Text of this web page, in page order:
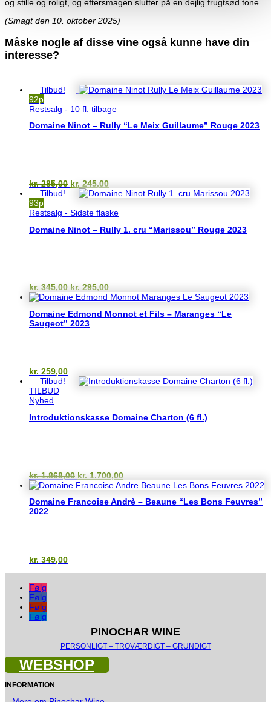
og stille og roligt, og eftersmagen slutter på en dejlig frugtsød tone.
(Smagt den 10. oktober 2025)
Måske nogle af disse vine også kunne have din
interesse?
Tilbud!
92p
Restsalg - 10 fl. tilbage
Domaine Ninot – Rully “Le Meix Guillaume” Rouge 2023
kr.285,00 Den
oprindelige
var:
kr. 245,00Den
aktuelle
er:
Tilbud!
93p
Restsalg - Sidste flaske
Domaine Ninot – Rully 1. cru “Marissou” Rouge 2023
kr.345,00 Den
oprindelige
var:
kr. 345,00.
kr. 295,00Den
aktuelle
er:
Domaine Edmond Monnot et Fils – Maranges “Le
Saugeot” 2023
kr. 259,00
Tilbud!
TILBUD
Nyhed
Introduktionskasse Domaine Charton (6 fl.)
kr.1.868,00 Den
oprindelige
var:
kr. 1.700,00Den
aktuelle
er:
Domaine Francoise Andrè – Beaune “Les Bons Feuvres”
2022
kr. 349,00
Følg
Følg
Følg
Følg
PINOCHAR WINE
PERSONLIGT – TROVÆRDIGT – GRUNDIGT
WEBSHOP
INFORMATION